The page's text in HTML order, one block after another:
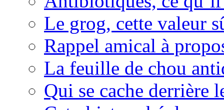
Le grog, cette valeur
Rappel amical à
La feuille de chou
Qui se cache derrière